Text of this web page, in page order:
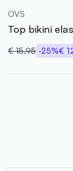
OVS
Top bikini
€ 15,95 -25%€